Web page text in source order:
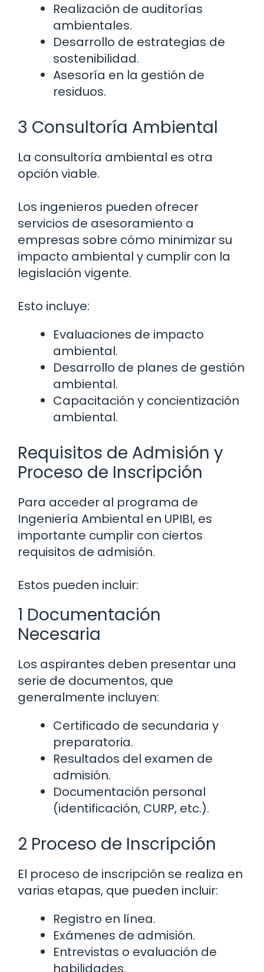
Realización de auditorías
ambientales.
Desarrollo de estrategias de
sostenibilidad.
Asesoría en la gestión de
residuos.
3 Consultoría Ambiental
La consultoría ambiental es otra
opción viable.
Los ingenieros pueden ofrecer
servicios de asesoramiento a
empresas sobre cómo minimizar su
impacto ambiental y cumplir con la
legislación vigente.
Esto incluye:
Evaluaciones de impacto
ambiental.
Desarrollo de planes de gestión
ambiental.
Capacitación y concientización
ambiental.
Requisitos de Admisión y
Proceso de Inscripción
Para acceder al programa de
Ingeniería Ambiental en UPIBI, es
importante cumplir con ciertos
requisitos de admisión.
Estos pueden incluir:
1 Documentación
Necesaria
Los aspirantes deben presentar una
serie de documentos, que
generalmente incluyen:
Certificado de secundaria y
preparatoria.
Resultados del examen de
admisión.
Documentación personal
(identificación, CURP, etc.).
2 Proceso de Inscripción
El proceso de inscripción se realiza en
varias etapas, que pueden incluir:
Registro en línea.
Exámenes de admisión.
Entrevistas o evaluación de
habilidades.